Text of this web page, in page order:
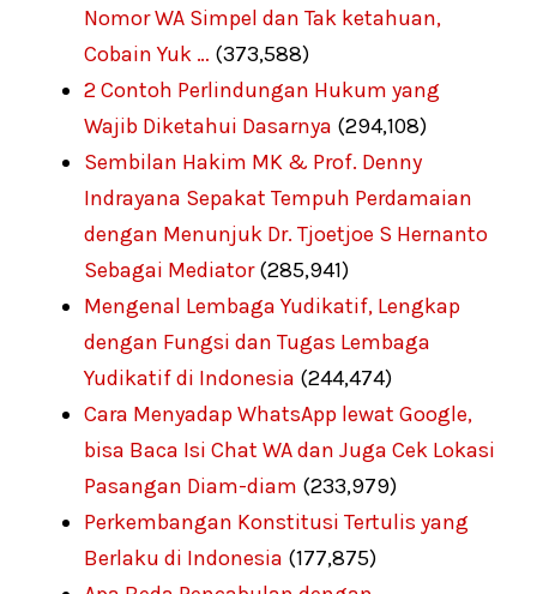
Nomor WA Simpel dan Tak ketahuan,
Cobain Yuk … (373,588)
2 Contoh Perlindungan Hukum yang
Wajib Diketahui Dasarnya (294,108)
Sembilan Hakim MK & Prof. Denny
Indrayana Sepakat Tempuh Perdamaian
dengan Menunjuk Dr. Tjoetjoe S Hernanto
Sebagai Mediator (285,941)
Mengenal Lembaga Yudikatif, Lengkap
dengan Fungsi dan Tugas Lembaga
Yudikatif di Indonesia (244,474)
Cara Menyadap WhatsApp lewat Google,
bisa Baca Isi Chat WA dan Juga Cek Lokasi
Pasangan Diam-diam (233,979)
Perkembangan Konstitusi Tertulis yang
Berlaku di Indonesia (177,875)